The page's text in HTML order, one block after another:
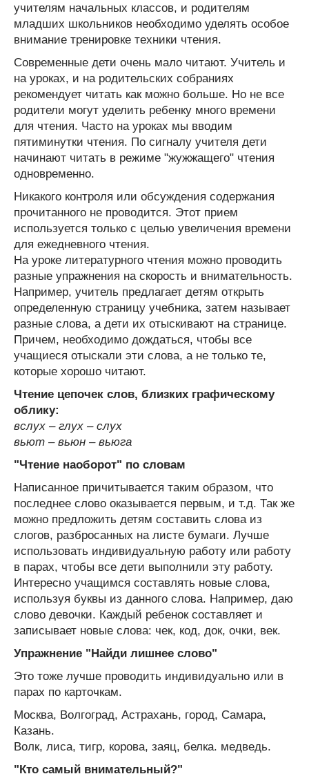
учителям начальных классов, и родителям
младших школьников необходимо уделять особое
внимание тренировке техники чтения.
Современные дети очень мало читают. Учитель и
на уроках, и на родительских собраниях
рекомендует читать как можно больше. Но не все
родители могут уделить ребенку много времени
для чтения. Часто на уроках мы вводим
пятиминутки чтения. По сигналу учителя дети
начинают читать в режиме "жужжащего" чтения
одновременно.
Никакого контроля или обсуждения содержания
прочитанного не проводится. Этот прием
используется только с целью увеличения времени
для ежедневного чтения.
На уроке литературного чтения можно проводить
разные упражнения на скорость и внимательность.
Например, учитель предлагает детям открыть
определенную страницу учебника, затем называет
разные слова, а дети их отыскивают на странице.
Причем, необходимо дождаться, чтобы все
учащиеся отыскали эти слова, а не только те,
которые хорошо читают.
Чтение цепочек слов, близких графическому
облику:
вслух – глух – слух
вьют – вьюн – вьюга
"Чтение наоборот" по словам
Написанное причитывается таким образом, что
последнее слово оказывается первым, и т.д. Так же
можно предложить детям составить слова из
слогов, разбросанных на листе бумаги. Лучше
использовать индивидуальную работу или работу
в парах, чтобы все дети выполнили эту работу.
Интересно учащимся составлять новые слова,
используя буквы из данного слова. Например, даю
слово девочки. Каждый ребенок составляет и
записывает новые слова: чек, код, док, очки, век.
Упражнение "Найди лишнее слово"
Это тоже лучше проводить индивидуально или в
парах по карточкам.
Москва, Волгоград, Астрахань, город, Самара,
Казань.
Волк, лиса, тигр, корова, заяц, белка. медведь.
"Кто самый внимательный?"